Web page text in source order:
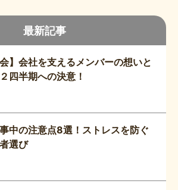
最新記事
】会社を支えるメンバーの想いと
四半期への決意！
事中の注意点8選！ストレスを防ぐ
選び